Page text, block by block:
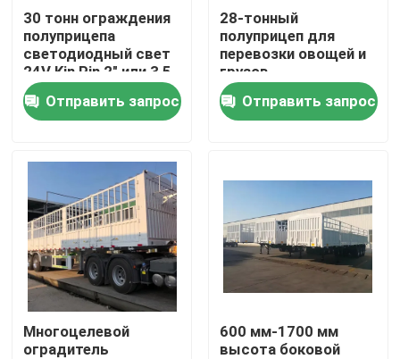
О нас
Путешествие фабрики
Проверка качества
Контакт США
Спросите цитату
Подержанные самосвалы
Используемые тележки Tipper
30 тонн ограждения
полуприцепа
светодиодный свет
24V Kin Pin 2" или 3,5
"Лист весна
90mm*13mm*10 слой
Отправить запрос
28-тонный
полуприцеп для
перевозки овощей и
грузов
Отправить запрос
Многоцелевой
оградитель
600 мм-1700 мм
высота боковой